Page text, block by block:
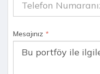
Mesajınız *